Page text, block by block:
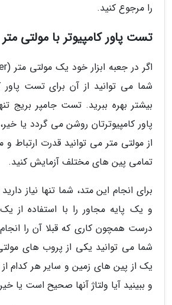
را مرجوع کنید.
تست پاور کامپیوتر با مولتی متر
شما می توانید از آن برای تست پاور
بیشتر بهره ببرید. تست جامپر بریج
پاور کامپیوترتان روشن می گردد یا
از مولتی متر می توانید قدرت ارتباط و
تمامی پین های مختلف آزمایش کنید.
برای انجام این متد، شما تنها نیاز
و یک پایه مجاور را با استفاده از یک
درست همچون کاری که قبلا آن را
شما می توانید یکی از پروب های
یک از پین های زمین و سایر هر کدام
و ببینید آیا ولتاژ آنها صحیح است یا